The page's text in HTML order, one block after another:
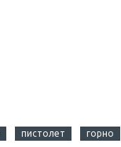
пистолет горно